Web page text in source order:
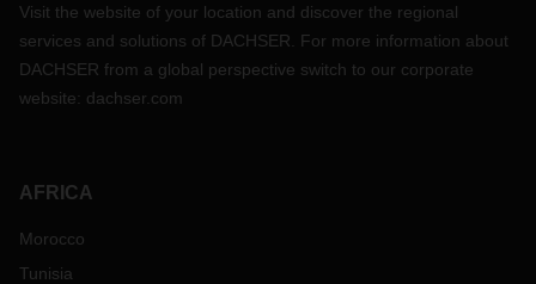
Visit the website of your location and discover the regional
services and solutions of DACHSER. For more information about
DACHSER from a global perspective switch to our corporate
website: dachser.com
AFRICA
Morocco
Tunisia